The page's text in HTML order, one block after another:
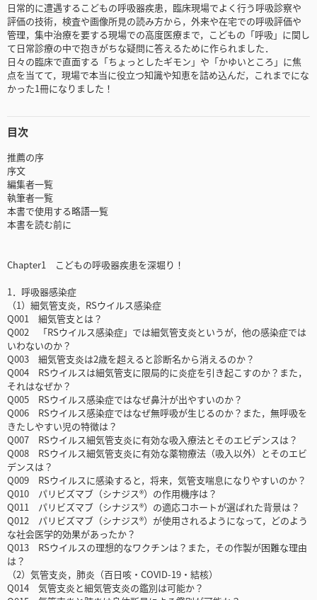
日常的に遭遇するこどもの呼吸器疾患，臨床現場でよく行う呼吸診察や
評価の技術，検査や画像所見の読み方から，外来や在宅での呼吸評価や
管理，集中治療を要する現場での高度医療まで，こどもの「呼吸」に関し
て日常診療の中で抱きがちな疑問に答えるために作られました．
日々の臨床で直面する「ちょっとしたギモン」や「かゆいところ」に焦
点を当てて，現場で本当に役立つ知識や知恵を詰め込んだ，これまでにな
かった1冊になりました！
目次
推薦の序
序文
編集者一覧
執筆者一覧
本書で使用する略語一覧
本書を読む前に
Chapter1 こどもの呼吸器疾患を深堀り！
1．呼吸器感染症
（1）細気管支炎，RSウイルス感染症
Q001 細気管支とは？
Q002 「RSウイルス感染症」では細気管支炎というが，他の感染症では
いわないのか？
Q003 細気管支炎は2歳を超えると診断名から消えるのか？
Q004 RSウイルスは細気管支に限局的に炎症を引き起こすのか？また，
それはなぜか？
Q005 RSウイルス感染症ではなぜ鼻汁が出やすいのか？
Q006 RSウイルス感染症ではなぜ無呼吸が生じるのか？また，無呼吸を
きたしやすい児の特徴は？
Q007 RSウイルス細気管支炎に有効な吸入療法とそのエビデンスは？
Q008 RSウイルス細気管支炎に有効な薬物療法（吸入以外）とそのエビ
デンスは？
Q009 RSウイルスに感染すると，将来，気管支喘息になりやすいのか？
Q010 パリビズマブ（シナジス®）の作用機序は？
Q011 パリビズマブ（シナジス®）の適応コホートが選ばれた背景は？
Q012 パリビズマブ（シナジス®）が使用されるようになって，どのよう
な社会医学的効果があったか？
Q013 RSウイルスの理想的なワクチンは？また，その作製が困難な理由
は？
（2）気管支炎，肺炎（百日咳・COVID-19・結核）
Q014 気管支炎と細気管支炎の鑑別は可能か？